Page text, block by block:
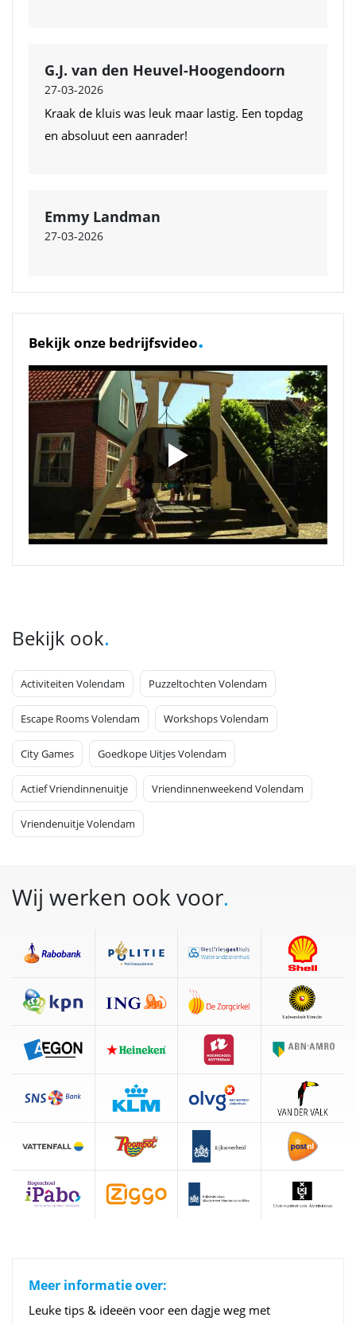
G.J. van den Heuvel-Hoogendoorn
27-03-2026
Kraak de kluis was leuk maar lastig. Een topdag
en absoluut een aanrader!
Emmy Landman
27-03-2026
Bekijk onze bedrijfsvideo.
Bekijk ook.
Activiteiten Volendam Puzzeltochten Volendam
Escape Rooms Volendam Workshops Volendam
City Games Goedkope Uitjes Volendam
Actief Vriendinnenuitje Vriendinnenweekend Volendam
Vriendenuitje Volendam
Wij werken ook voor.
Meer informatie over:
Leuke tips & ideeën voor een dagje weg met